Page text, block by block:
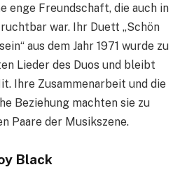
enge Freundschaft, die auch in
war. Ihr Duett „Schön
aus dem Jahr 1971 wurde zu
Lieder des Duos und bleibt
Ihre Zusammenarbeit und die
Beziehung machten sie zu
Paare der Musikszene.
Black